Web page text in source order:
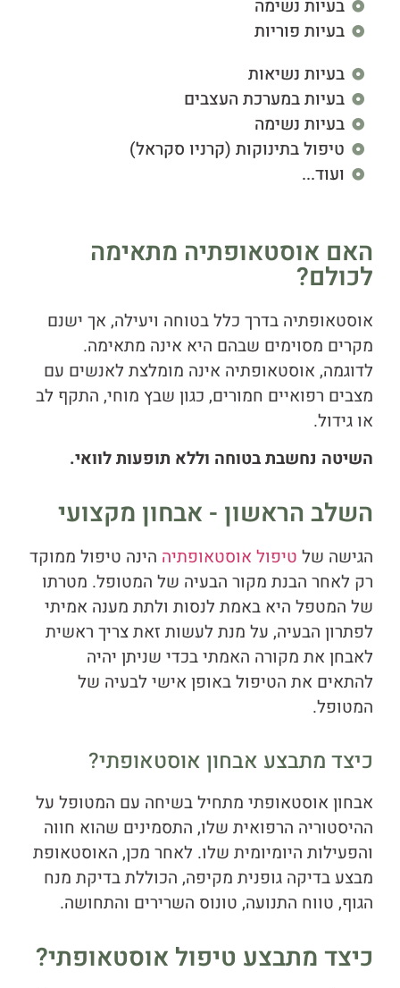
בעיות נשימה
בעיות פוריות
בעיות נשיאות
בעיות במערכת העצבים
בעיות נשימה
טיפול בתינוקות (קרניו סקראל)
ועוד...
האם אוסטאופתיה מתאימה
לכולם?
אוסטאופתיה בדרך כלל בטוחה ויעילה, אך ישנם
מקרים מסוימים שבהם היא אינה מתאימה.
לדוגמה, אוסטאופתיה אינה מומלצת לאנשים עם
מצבים רפואיים חמורים, כגון שבץ מוחי, התקף לב
או גידול.
השיטה נחשבת בטוחה וללא תופעות לוואי.
השלב הראשון - אבחון מקצועי
הגישה של טיפול אוסטאופתיה הינה טיפול ממוקד
רק לאחר הבנת מקור הבעיה של המטופל. מטרתו
של המטפל היא באמת לנסות ולתת מענה אמיתי
לפתרון הבעיה, על מנת לעשות זאת צריך ראשית
לאבחן את מקורה האמתי בכדי שניתן יהיה
להתאים את הטיפול באופן אישי לבעיה של
המטופל.
כיצד מתבצע אבחון אוסטאופתי?
אבחון אוסטאופתי מתחיל בשיחה עם המטופל על
ההיסטוריה הרפואית שלו, התסמינים שהוא חווה
והפעילות היומיומית שלו. לאחר מכן, האוסטאופת
מבצע בדיקה גופנית מקיפה, הכוללת בדיקת מנח
הגוף, טווח התנועה, טונוס השרירים והתחושה.
כיצד מתבצע טיפול אוסטאופתי?